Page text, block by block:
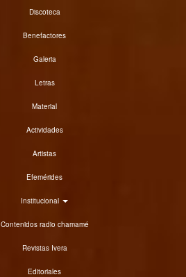
Discoteca
Benefactores
Galeria
Letras
Material
Actividades
Artistas
Efemérides
Institucional
Contenidos radio chamamé
Revistas Ivera
Editoriales